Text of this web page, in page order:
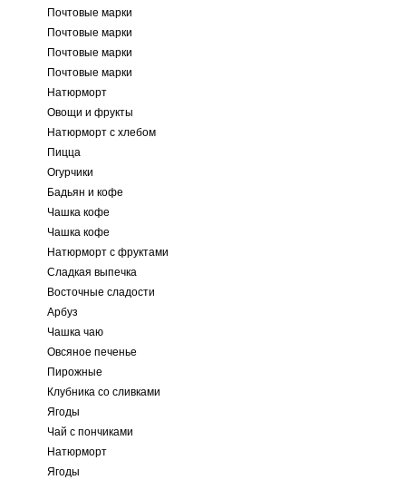
Почтовые марки
Почтовые марки
Почтовые марки
Почтовые марки
Натюрморт
Овощи и фрукты
Натюрморт с хлебом
Пицца
Огурчики
Бадьян и кофе
Чашка кофе
Чашка кофе
Натюрморт с фруктами
Сладкая выпечка
Восточные сладости
Арбуз
Чашка чаю
Овсяное печенье
Пирожные
Клубника со сливками
Ягоды
Чай с пончиками
Натюрморт
Ягоды